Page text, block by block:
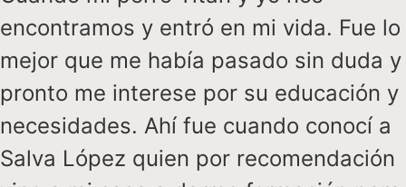
encontramos y entró en mi vida. Fue lo
mejor que me había pasado sin duda y
pronto me interese por su educación y
necesidades. Ahí fue cuando conocí a
Salva López quien por recomendación